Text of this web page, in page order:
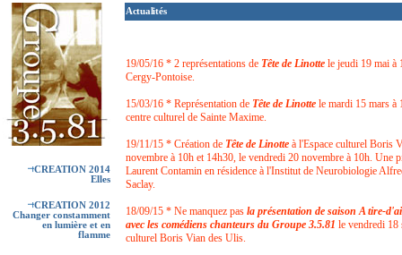
CREATION 2014
Elles
CREATION 2012
Changer constamment
en lumière et en
flamme
Actualités
19/05/16 * 2 représentations de Tête de Linotte le jeudi 19 mai à
Cergy-Pontoise.
15/03/16 * Représentation de Tête de Linotte le mardi 15 mars à
centre culturel de Sainte Maxime.
19/11/15 * Création de Tête de Linotte à l'Espace culturel Boris
novembre à 10h et 14h30, le vendredi 20 novembre à 10h. Une
Laurent Contamin en résidence à l'Institut de Neurobiologie
Saclay.
18/09/15 * Ne manquez pas la présentation de saison A tire-
avec les comédiens chanteurs du Groupe 3.5.81 le vendredi 18
culturel Boris Vian des Ulis.